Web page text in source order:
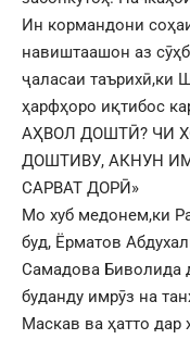
Ин кормандони
навиштаашон аз
ҷаласаи таърихӣ,ки
ҳарфҳоро иқтибос
АҲВОЛ ДОШТӢ? ЧИ
ДОШТИВУ, АКНУН
САРВАТ ДОРӢ»
Мо хуб медонем,ки
буд, Ёрматов
Самадова Биволида
буданду имрӯз на
Маскав ва ҳатто дар